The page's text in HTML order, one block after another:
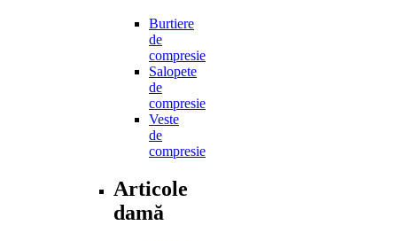
Burtiere
de
compresie
Salopete
de
compresie
Veste
de
compresie
Articole
damă